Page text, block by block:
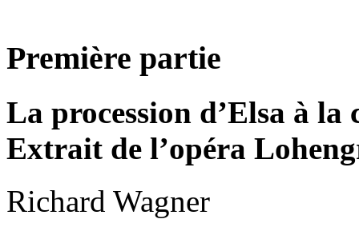
Première partie
La procession d’Elsa à la
Extrait de l’opéra
Richard Wagner